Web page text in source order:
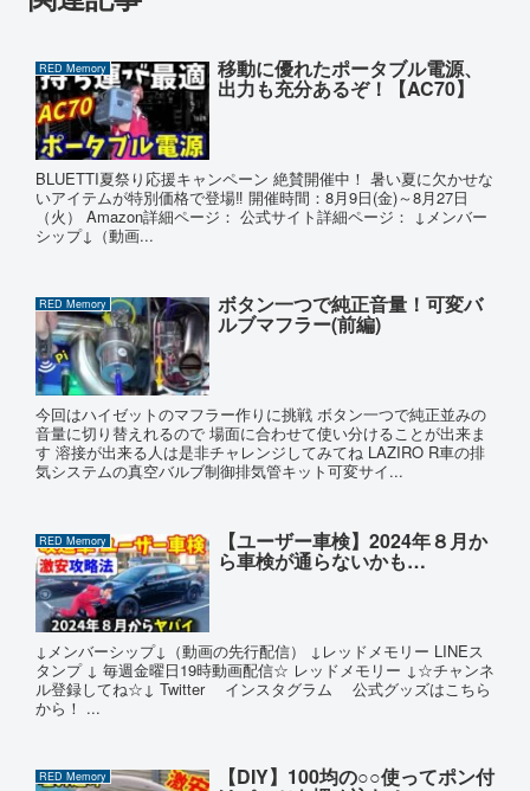
RED Memory 移動に優れたポータブル電源、
出力も充分あるぞ！【AC70】
BLUETTI夏祭り応援キャンペーン 絶賛開催中！ 暑い夏に欠かせな
いアイテムが特別価格で登場‼ 開催時間：8月9日(金)～8月27日
（火） Amazon詳細ページ： 公式サイト詳細ページ： ↓メンバー
シップ↓（動画...
RED Memory ボタン一つで純正音量！可変バ
ルブマフラー(前編)
今回はハイゼットのマフラー作りに挑戦 ボタン一つで純正並みの
音量に切り替えれるので 場面に合わせて使い分けることが出来ま
す 溶接が出来る人は是非チャレンジしてみてね LAZIRO R車の排
気システムの真空バルブ制御排気管キット可変サイ...
RED Memory 【ユーザー車検】2024年８月か
ら車検が通らないかも…
↓メンバーシップ↓（動画の先行配信） ↓レッドメモリー LINEス
タンプ ↓ 毎週金曜日19時動画配信☆ レッドメモリー ↓☆チャンネ
ル登録してね☆↓ Twitter インスタグラム 公式グッズはこちら
から！ ...
RED Memory 【DIY】100均の○○使ってポン付